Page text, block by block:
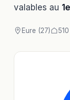
valables au
Eure (27)